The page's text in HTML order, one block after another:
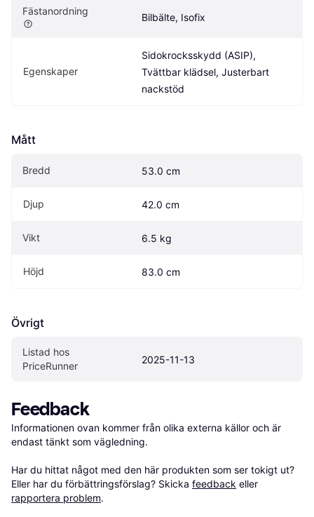
Fästanordning
Bilbälte, Isofix
Egenskaper
Sidokrocksskydd (ASIP),
Tvättbar klädsel, Justerbart
nackstöd
Mått
Bredd 53.0 cm
Djup 42.0 cm
Vikt 6.5 kg
Höjd 83.0 cm
Övrigt
Listad hos
PriceRunner
2025-11-13
Feedback
Informationen ovan kommer från olika externa källor och är
endast tänkt som vägledning.
Har du hittat något med den här produkten som ser tokigt ut?
Eller har du förbättringsförslag? Skicka feedback eller
rapportera problem.